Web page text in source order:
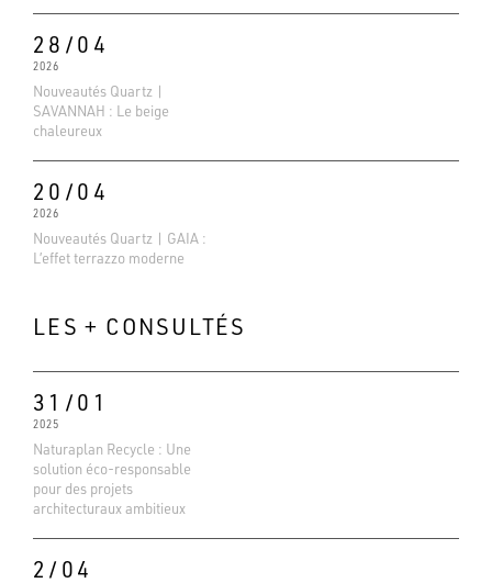
28/04
2026
Nouveautés Quartz |
SAVANNAH : Le beige
chaleureux
20/04
2026
Nouveautés Quartz | GAIA :
L’effet terrazzo moderne
LES + CONSULTÉS
31/01
2025
Naturaplan Recycle : Une
solution éco-responsable
pour des projets
architecturaux ambitieux
2/04